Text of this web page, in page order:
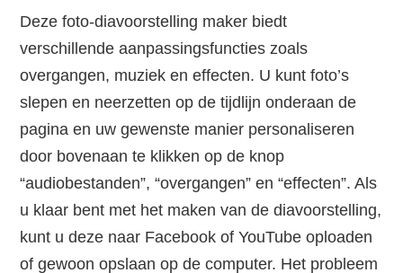
Deze foto-diavoorstelling maker biedt
verschillende aanpassingsfuncties zoals
overgangen, muziek en effecten. U kunt foto’s
slepen en neerzetten op de tijdlijn onderaan de
pagina en uw gewenste manier personaliseren
door bovenaan te klikken op de knop
“audiobestanden”, “overgangen” en “effecten”. Als
u klaar bent met het maken van de diavoorstelling,
kunt u deze naar Facebook of YouTube oploaden
of gewoon opslaan op de computer. Het probleem